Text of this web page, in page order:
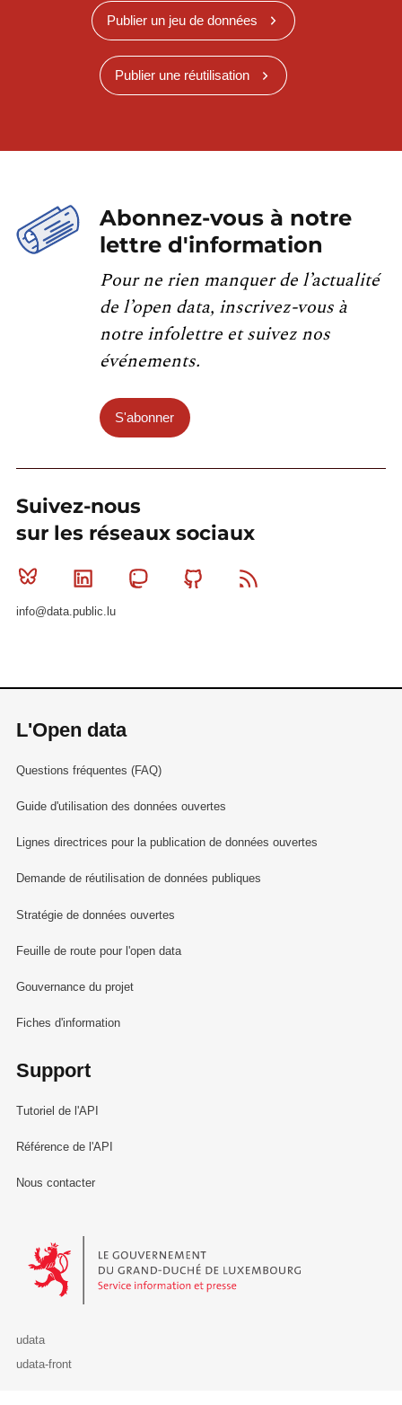
Publier un jeu de données
Publier une réutilisation
Abonnez-vous à notre
lettre d'information
Pour ne rien manquer de l’actualité
de l’open data, inscrivez-vous à
notre infolettre et suivez nos
événements.
S'abonner
Suivez-nous
sur les réseaux sociaux
Bluesky Linkedin MastodonGithub
info@data.public.lu
L'Open data
Questions fréquentes (FAQ)
Guide d'utilisation des données ouvertes
Lignes directrices pour la publication de données ouvertes
Demande de réutilisation de données publiques
Stratégie de données ouvertes
Feuille de route pour l'open data
Gouvernance du projet
Fiches d'information
Support
Tutoriel de l'API
Référence de l'API
Nous contacter
Le Gouvernement du Grand-Duché de Luxembourg - Service
udata
udata-front